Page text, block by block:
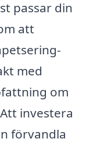
passar din
att
med
om
investera
förvandla